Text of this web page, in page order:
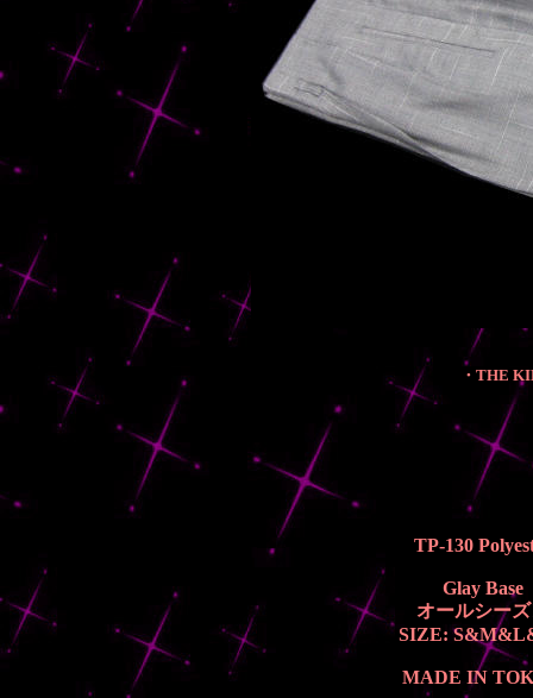
・THE
TP-130
Glay Base
オールシー
SIZE:
MADE IN